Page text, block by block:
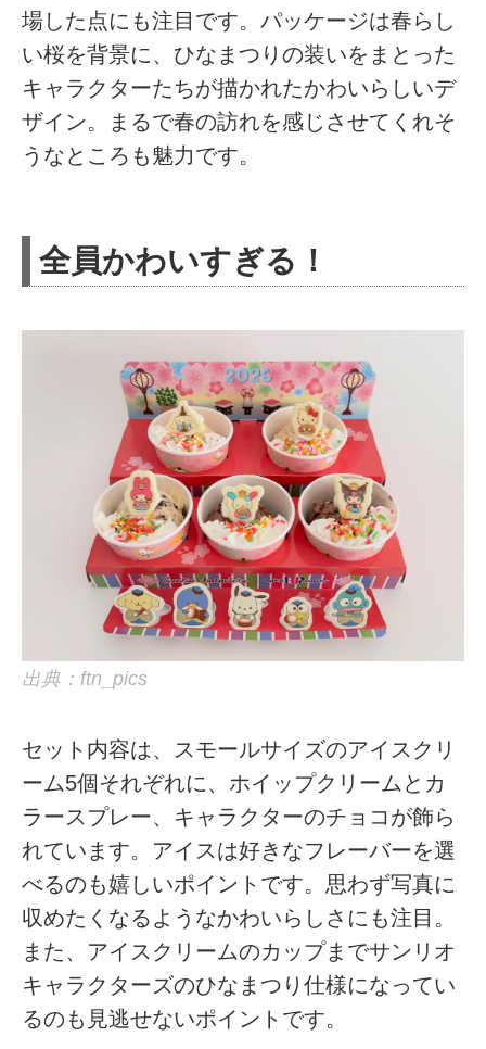
場した点にも注目です。パッケージは春らし
い桜を背景に、ひなまつりの装いをまとった
キャラクターたちが描かれたかわいらしいデ
ザイン。まるで春の訪れを感じさせてくれそ
うなところも魅力です。
全員かわいすぎる！
出典：ftn_pics
セット内容は、スモールサイズのアイスクリ
ーム5個それぞれに、ホイップクリームとカ
ラースプレー、キャラクターのチョコが飾ら
れています。アイスは好きなフレーバーを選
べるのも嬉しいポイントです。思わず写真に
収めたくなるようなかわいらしさにも注目。
また、アイスクリームのカップまでサンリオ
キャラクターズのひなまつり仕様になってい
るのも見逃せないポイントです。